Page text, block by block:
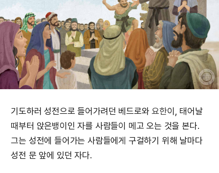
기도하러 성전으로 들어가려던 베드로와요한이, 태어날
때부터 앉은뱅이인 자를 사람들이 메고 오는 것을 본다.
그는 성전에 들어가는 사람들에게 구걸하기 위해 날마다
성전 문 앞에 있던 자다.